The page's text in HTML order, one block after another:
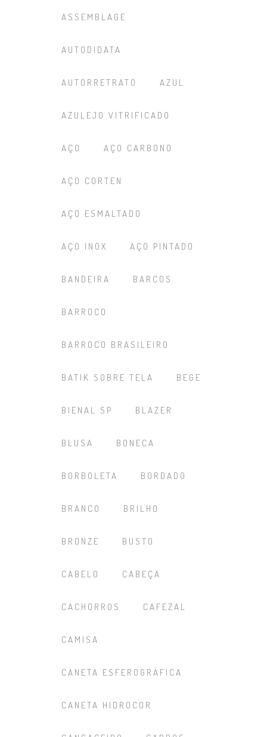
ASSEMBLAGE
AUTODIDATA
AUTORRETRATO AZUL
AZULEJO VITRIFICADO
AÇO AÇO CARBONO
AÇO CORTEN
AÇO ESMALTADO
AÇO INOX AÇO PINTADO
BANDEIRA BARCOS
BARROCO
BARROCO BRASILEIRO
BATIK SOBRE TELA BEGE
BIENAL SP BLAZER
BLUSA BONECA
BORBOLETA BORDADO
BRANCO BRILHO
BRONZE BUSTO
CABELO CABEÇA
CACHORROS CAFEZAL
CAMISA
CANETA ESFEROGRÁFICA
CANETA HIDROCOR